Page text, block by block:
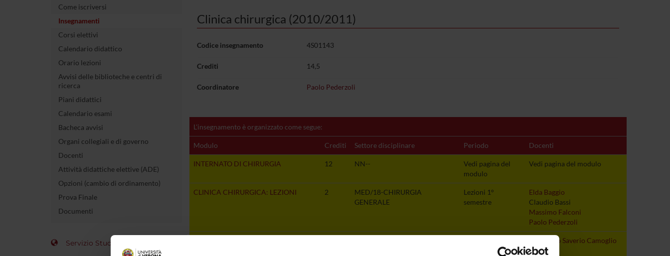
Come iscriversi
Insegnamenti
Corsi elettivi
Calendario didattico
Orario lezioni
Avvisi delle biblioteche e centri di
ricerca
Piani didattici
Calendario esami
Bacheca avvisi
Organi collegiali e di governo
Docenti
Attività didattiche elettive (ADE)
Opzioni (cambio di ordinamento)
Prova Finale
Documenti
Servizio Studenti Internazionali
Clinica chirurgica (2010/2011)
Codice insegnamento 4S01143
Crediti 14,5
Coordinatore Paolo Pederzoli
L'insegnamento è organizzato come segue:
Modulo Crediti Settore disciplinare Periodo Docenti
INTERNATO DI CHIRURGIA 12 NN--
Vedi pagina del
modulo
Vedi pagina del modulo
CLINICA CHIRURGICA: LEZIONI 2
MED/18-CHIRURGIA
GENERALE
Lezioni 1°
semestre
Elda Baggio
Claudio Bassi
Massimo Falconi
Paolo Pederzoli
Francesco Saverio Camoglio